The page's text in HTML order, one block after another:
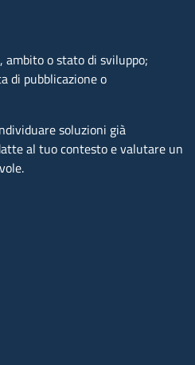
ambito o stato di sviluppo;
di pubblicazione o
soluzioni già
al tuo contesto e valutare un